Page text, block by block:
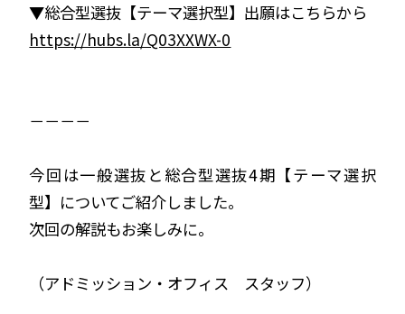
▼総合型選抜【テーマ選択型】出願はこちらから
https://hubs.la/Q03XXWX-0
－－－－
今回は一般選抜と総合型選抜4期【テーマ選択
型】についてご紹介しました。
次回の解説もお楽しみに。
（アドミッション・オフィス スタッフ）